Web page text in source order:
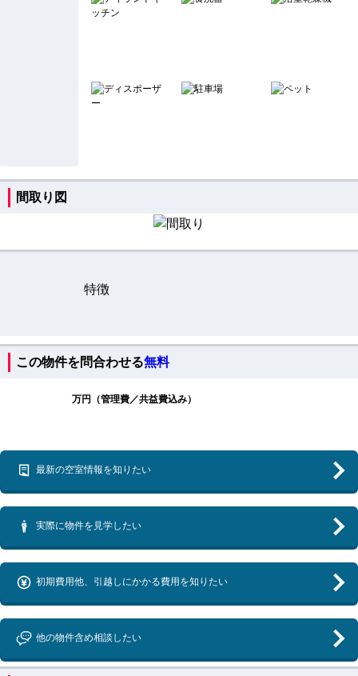
間取り図
特徴
この物件を問合わせる無料
万円（管理費／共益費込み）
最新の空室情報を知りたい
実際に物件を見学したい
初期費用他、引越しにかかる費用を知りたい
他の物件含め相談したい